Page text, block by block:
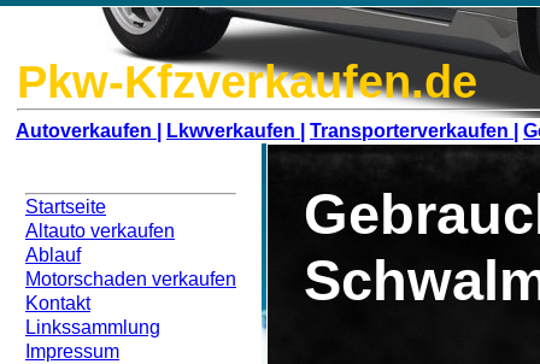
Pkw-Kfzverkaufen.de
Autoverkaufen | Lkwverkaufen | Transporterverkaufen |
Startseite
Altauto verkaufen
Ablauf
Motorschaden verkaufen
Kontakt
Linkssammlung
Impressum